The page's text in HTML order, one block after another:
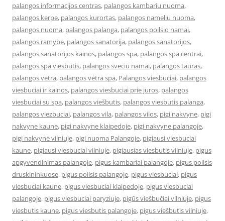
palangos informacijos centras, palangos kambariu nuoma,
palangos kerpe, palangos kurortas, palangos nameliu nuoma,
palangos nuoma, palangos palanga, palangos poilsio namai,
palangos ramybe, palangos sanatorija, palangos sanatorijos,
palangos sanatorijos kainos, palangos spa, palangos spa centrai,
palangos spa viesbutis, palangos sveciu namai, palangos tauras,
palangos vėtra, palangos vėtra spa, Palangos viesbuciai, palangos
viesbuciai ir kainos, palangos viesbuciai prie juros, palangos
viesbuciai su spa, palangos viešbutis, palangos viesbutis palanga,
palangos viezbuciai, palangos vila, palangos vilos, pigi nakvyne, pigi
nakvyne kaune, pigi nakvyne klaipedoje, pigi nakvyne palangoje,
pigi nakvynė vilniuje, pigi nuoma Palangoje, pigiausi viesbuciai
kaune, pigiausi viesbuciai vilniuje, pigiausias viesbutis vilniuje, pigus
apgyvendinimas palangoje, pigus kambariai palangoje, pigus poilsis
druskininkuose, pigus poilsis palangoje, pigus viesbuciai, pigus
viesbuciai kaune, pigus viesbuciai klaipedoje, pigus viesbuciai
palangoje, pigus viesbuciai paryziuje, pigūs viešbučiai vilniuje, pigus
viesbutis kaune, pigus viesbutis palangoje, pigus viešbutis vilniuje,